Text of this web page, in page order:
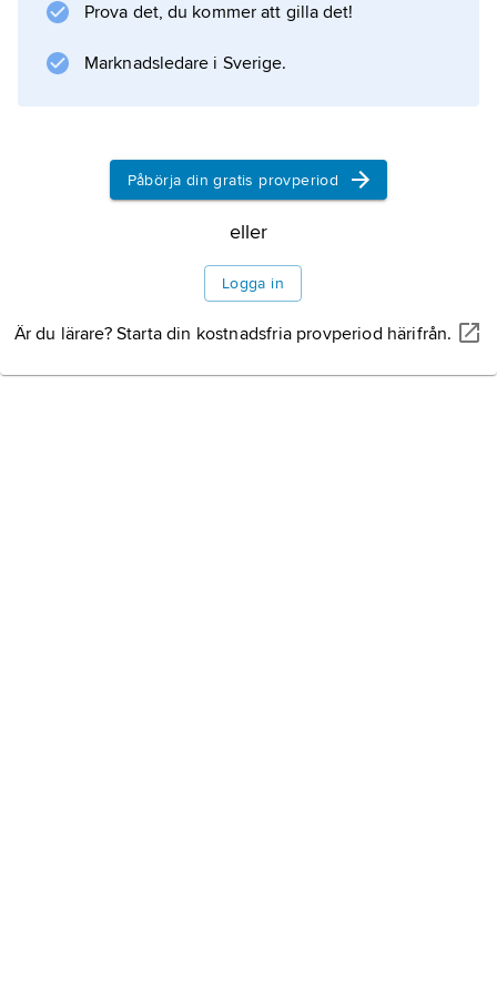
kallas
.
Information om artikeln
Prova det, du kommer att gilla det!
Marknadsledare i Sverige.
Påbörja din gratis provperiod
eller
Logga in
Är du lärare? Starta din kostnadsfria provperiod härifrån.